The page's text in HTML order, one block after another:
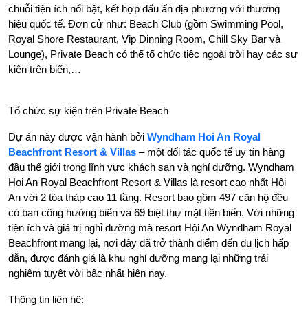
chuỗi tiện ích nổi bật, kết hợp dấu ấn địa phương với thương
hiệu quốc tế. Đơn cử như: Beach Club (gồm Swimming Pool,
Royal Shore Restaurant, Vip Dinning Room, Chill Sky Bar và
Lounge), Private Beach có thể tổ chức tiệc ngoài trời hay các sự
kiện trên biển,…
Tổ chức sự kiện trên Private Beach
Dự án này được vận hành bởi Wyndham Hoi An Royal
Beachfront Resort & Villas – một đối tác quốc tế uy tín hàng
đầu thế giới trong lĩnh vực khách sạn và nghỉ dưỡng. Wyndham
Hoi An Royal Beachfront Resort & Villas là resort cao nhất Hội
An với 2 tòa tháp cao 11 tầng. Resort bao gồm 497 căn hộ đều
có ban công hướng biển và 69 biệt thự mặt tiền biển. Với những
tiện ích và giá trị nghỉ dưỡng mà resort Hội An Wyndham Royal
Beachfront mang lại, nơi đây đã trở thành điểm đến du lịch hấp
dẫn, được đánh giá là khu nghỉ dưỡng mang lại những trải
nghiệm tuyệt vời bậc nhất hiện nay.
Thông tin liên hệ: